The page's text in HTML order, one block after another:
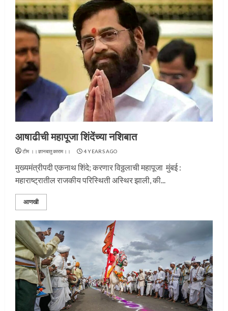
आषाढीची महापूजा शिंदेंच्या नशिबात
टीम ।।ज्ञानबातुकाराम।। 4 YEARS AGO
मुख्यमंत्रीपदी एकनाथ शिंदे; करणार विठ्ठलाची महापूजा मुंबई :
महाराष्ट्रातील राजकीय परिस्थिती अस्थिर झाली, की...
आणखी